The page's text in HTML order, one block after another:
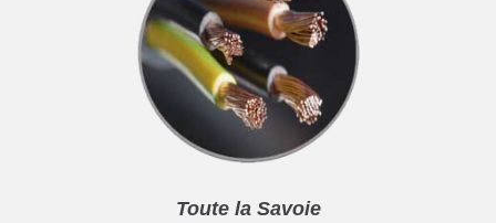
Toute la Savoie